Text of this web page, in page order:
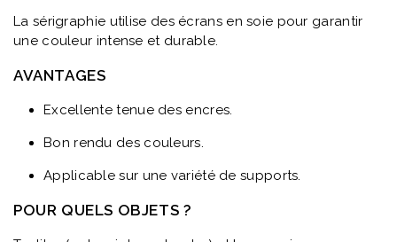
La sérigraphie utilise des écrans en soie pour garantir
une couleur intense et durable.
AVANTAGES
Excellente tenue des encres.
Bon rendu des couleurs.
Applicable sur une variété de supports.
POUR QUELS OBJETS ?